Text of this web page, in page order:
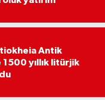
Antik
yıllık litürjik